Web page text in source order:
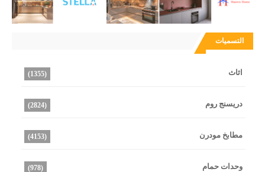
التسميات
اثاث (1355)
دريسنج روم (2824)
مطابخ مودرن (4153)
وحدات حمام (978)